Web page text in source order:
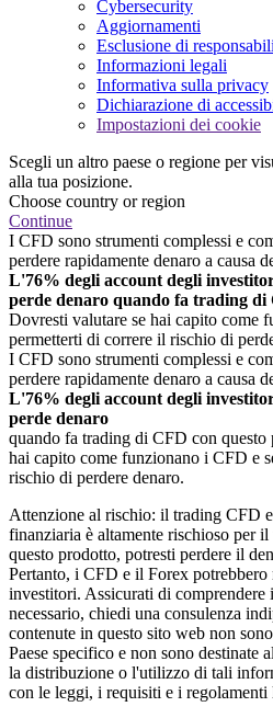
Cybersecurity
Aggiornamenti
Esclusione di
Informazioni legali
Informativa sulla privacy
Dichiarazione di
Impostazioni dei cookie
Scegli un altro paese o regione per
alla tua posizione.
Choose country or region
Continue
I CFD sono strumenti complessi e
perdere rapidamente denaro a causa
L'76% degli account degli
perde denaro quando fa trading di
Dovresti valutare se hai capito come
permetterti di correre il rischio di
I CFD sono strumenti complessi e
perdere rapidamente denaro a causa
L'76% degli account degli
perde denaro
quando fa trading di CFD con
hai capito come funzionano i CFD e
rischio di perdere denaro.
Attenzione al rischio: il trading CFD
finanziaria è altamente rischioso per
questo prodotto, potresti perdere il
Pertanto, i CFD e il Forex potrebbero
investitori. Assicurati di comprendere
necessario, chiedi una consulenza
contenute in questo sito web non
Paese specifico e non sono destinate
la distribuzione o l'utilizzo di tali
con le leggi, i requisiti e i regolamenti